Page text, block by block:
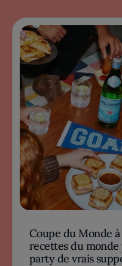
Coupe du Monde à
recettes du
party de vrais